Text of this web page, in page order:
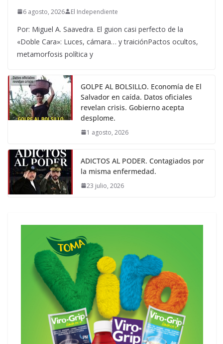
6 agosto, 2026 El Independiente
Por: Miguel A. Saavedra. El guion casi perfecto de la
«Doble Cara»: Luces, cámara… y traiciónPactos ocultos,
metamorfosis política y
GOLPE AL BOLSILLO. Economía de El
Salvador en caída. Datos oficiales
revelan crisis. Gobierno acepta
desplome.
1 agosto, 2026
ADICTOS AL PODER. Contagiados por
la misma enfermedad.
23 julio, 2026